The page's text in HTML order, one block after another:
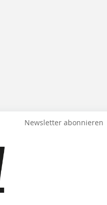
Newsletter abonnieren